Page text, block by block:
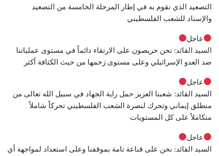
التصعيد الذي نقوم به في إطار المرحلة الخامسة من التصعيد
والإسناد للشعب الفلسطيني
عاجل
السيد القائد: نحن حريصون على الارتقاء دائماً في مستوى عملياتنا
ضد العدو الإسرائيلي وعلى مستوى زخمها من حيث الكثافة أكثر
عاجل
السيد القائد: شعبنا العزيز حمل راية الجهاد في سبيل الله تعالى من
منطلق إيماني وتحرك لنصرة الشعب الفلسطيني تحركاً شاملاً
متكاملاً على كل المستويات
عاجل
السيد القائد: نحن على قناعة تامة بموقفنا وعلى استعداد لمواجهة أي